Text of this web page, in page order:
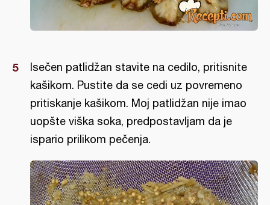
Isečen patlidžan stavite na cedilo, pritisnite
kašikom. Pustite da se cedi uz povremeno
pritiskanje kašikom. Moj patlidžan nije imao
uopšte viška soka, predpostavljam da je
ispario prilikom pečenja.